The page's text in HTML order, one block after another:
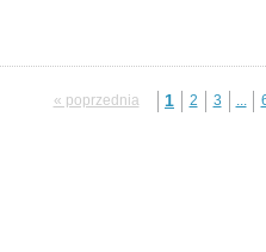
« poprzednia 1 2 3 ...